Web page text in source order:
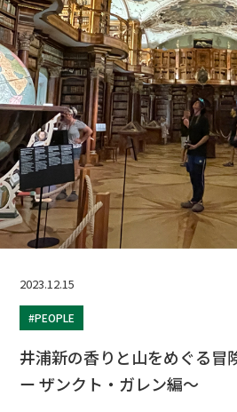
2023.12.15
#PEOPLE
井浦新の香りと山をめぐる冒
ー ザンクト・ガレン編～